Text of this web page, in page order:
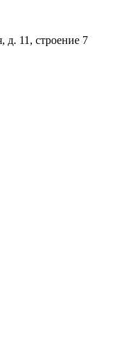
д. 11, строение 7